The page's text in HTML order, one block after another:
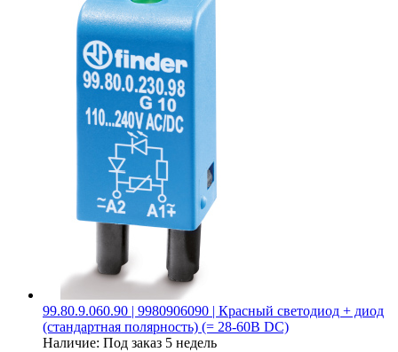
99.80.9.060.90 | 9980906090 | Красный светодиод + диод
(стандартная полярность) (= 28-60В DC)
Наличие: Под заказ 5 недель